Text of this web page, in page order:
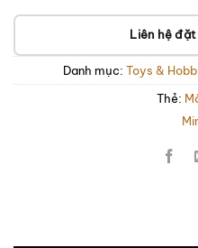
Liên hệ
Danh mục: Toys &
Thẻ: